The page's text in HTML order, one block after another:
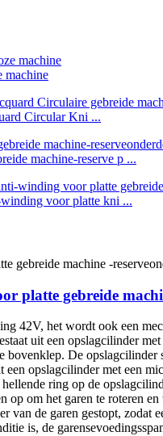
machine
Circular Kni ...
machine-reserve p ...
voor platte kni ...
platte gebreide
42V, het wordt ook een
uit een opslagcilinder
bovenklep. De
een opslagcilinder met een
ring op de
op om het garen te roteren
van de garen gestopt, zodat
is, de